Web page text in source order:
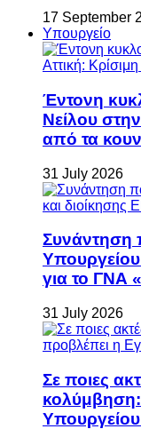
17 September
Υπουργείο
Έντονη
Νείλου
από τα
31 July 2026
Συνάντηση
για το ΓΝΑ
31 July 2026
Σε ποιες
κολύμβηση:
Υπουργείου